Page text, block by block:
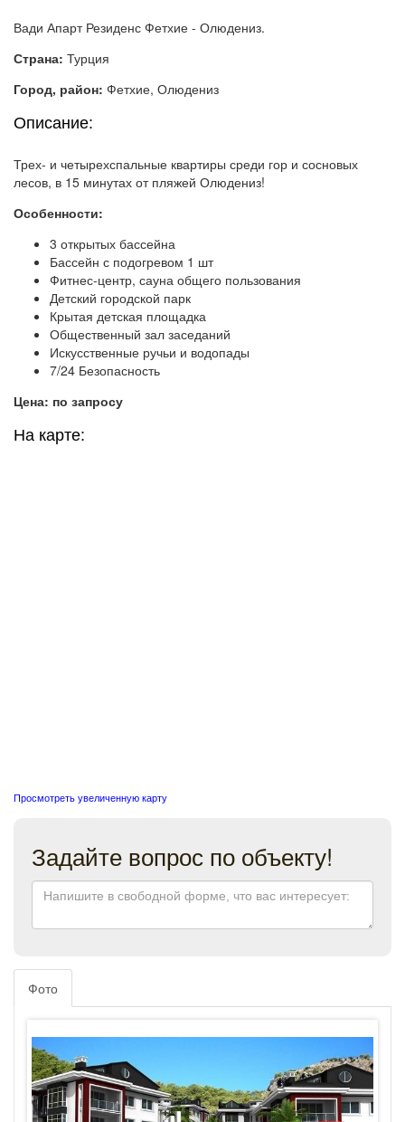
Вади Апарт Резиденс Фетхие - Олюдениз.
Страна: Турция
Город, район: Фетхие, Олюдениз
Описание:
Трех- и четырехспальные квартиры среди гор и сосновых
лесов, в 15 минутах от пляжей Олюдениз!
Особенности:
3 открытых бассейна
Бассейн с подогревом 1 шт
Фитнес-центр, сауна общего пользования
Детский городской парк
Крытая детская площадка
Общественный зал заседаний
Искусственные ручьи и водопады
7/24 Безопасность
Цена: по запросу
На карте:
Просмотреть увеличенную карту
Задайте вопрос по объекту!
Фото